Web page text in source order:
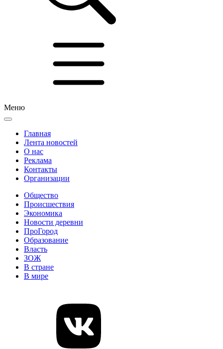
Меню
Главная
Лента новостей
О нас
Реклама
Контакты
Организации
Общество
Происшествия
Экономика
Новости деревни
ПроГород
Образование
Власть
ЗОЖ
В стране
В мире